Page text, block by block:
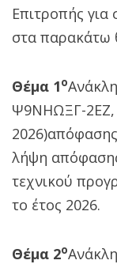
Επιτροπής
στα παρακάτω
Θέμα 1ο
Ψ9ΝΗΩΞΓ-2ΕΖ,
λήψη
τεχνικού
το έτος 2026.
Θέμα 2ο